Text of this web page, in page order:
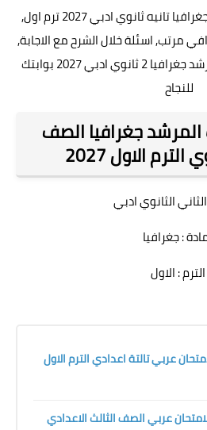
ملخص المرشد في مادة الجغرافيا تانيه ثانوي ادبي 2027 ترم اول,
اسئلة خلال الشرح مع الاجابة,
اسئلة امتحانات سابقة, المرشد جغرافيا 2 ثانوي ادبي 2027 بوابتك
للنجاح
جغرافيا الصف
الاول 2027
الثانوي ادبي
: جغرافيا
الترم : الاول
عربي تالتة اعدادي الترم الاول
عربي الصف الثالث الاعدادي